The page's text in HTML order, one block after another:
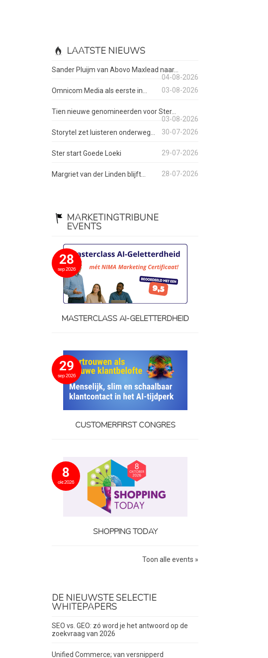
LAATSTE NIEUWS
Sander Pluijm van Abovo Maxlead naar...
04-08-2026
Omnicom Media als eerste in...
03-08-2026
Tien nieuwe genomineerden voor Ster...
03-08-2026
Storytel zet luisteren onderweg...
30-07-2026
Ster start Goede Loeki 29-07-2026
Margriet van der Linden blijft... 28-07-2026
MARKETINGTRIBUNE
EVENTS
28
sep 2026
MASTERCLASS AI-GELETTERDHEID
29
sep 2026
CUSTOMERFIRST CONGRES
8
okt 2026
SHOPPING TODAY
Toon alle events »
DE NIEUWSTE SELECTIE
WHITEPAPERS
SEO vs. GEO: zó word je het antwoord op de
zoekvraag van 2026
Unified Commerce; van versnipperd